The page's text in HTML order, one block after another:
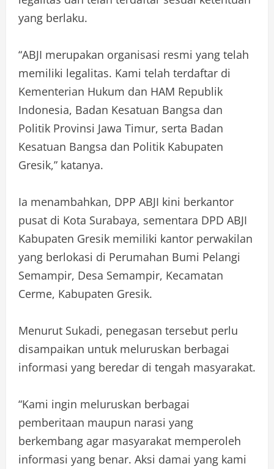
yang berlaku.
“ABJI merupakan organisasi resmi yang telah
memiliki legalitas. Kami telah terdaftar di
Kementerian Hukum dan HAM Republik
Indonesia, Badan Kesatuan Bangsa dan
Politik Provinsi Jawa Timur, serta Badan
Kesatuan Bangsa dan Politik Kabupaten
Gresik,” katanya.
Ia menambahkan, DPP ABJI kini berkantor
pusat di Kota Surabaya, sementara DPD ABJI
Kabupaten Gresik memiliki kantor perwakilan
yang berlokasi di Perumahan Bumi Pelangi
Semampir, Desa Semampir, Kecamatan
Cerme, Kabupaten Gresik.
Menurut Sukadi, penegasan tersebut perlu
disampaikan untuk meluruskan berbagai
informasi yang beredar di tengah masyarakat.
“Kami ingin meluruskan berbagai
pemberitaan maupun narasi yang
berkembang agar masyarakat memperoleh
informasi yang benar. Aksi damai yang kami